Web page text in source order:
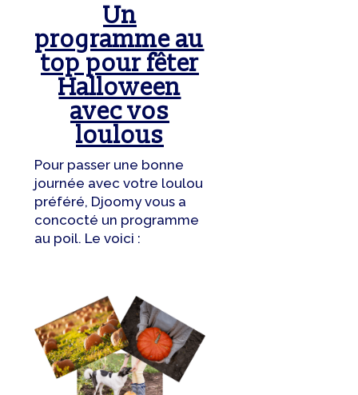
Un
programme au
top pour fêter
Halloween
avec vos
loulous
Pour passer une bonne
journée avec votre loulou
préféré, Djoomy vous a
concocté un programme
au poil. Le voici :